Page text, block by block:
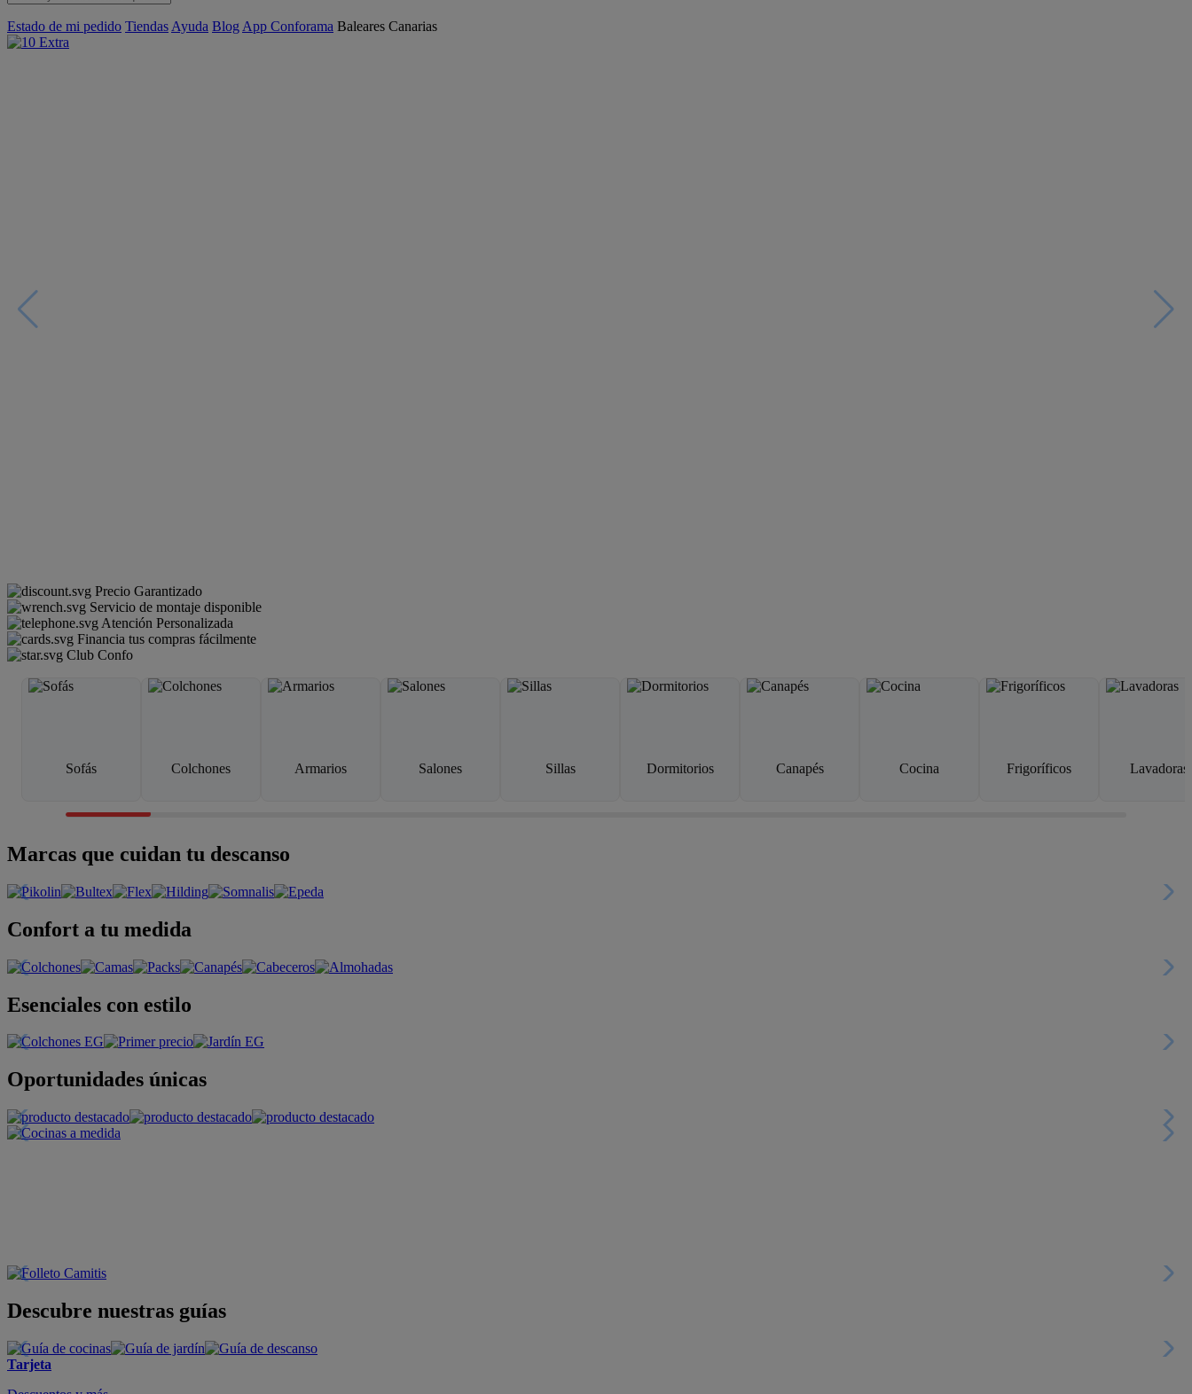
Estado de mi pedido Tiendas Ayuda Blog App Conforama Baleares Canarias
Precio Garantizado
Servicio de montaje disponible
Atención Personalizada
Financia tus compras fácilmente
Club Confo
Sofás Colchones Armarios Salones Sillas Dormitorios Canapés Cocina Frigoríficos Lavadoras
Marcas que cuidan tu descanso
Confort a tu medida
Esenciales con estilo
Oportunidades únicas
Descubre nuestras guías
Tarjeta